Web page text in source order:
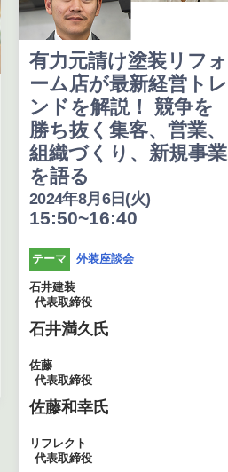
有力元請け塗装リフォ
ーム店が最新経営トレ
ンドを解説！ 競争を
勝ち抜く集客、営業、
組織づくり、新規事業
を語る
2024年8月6日(火)
15:50~16:40
テーマ 外装座談会
石井建装
代表取締役
石井満久氏
佐藤
代表取締役
佐藤和幸氏
リフレクト
代表取締役